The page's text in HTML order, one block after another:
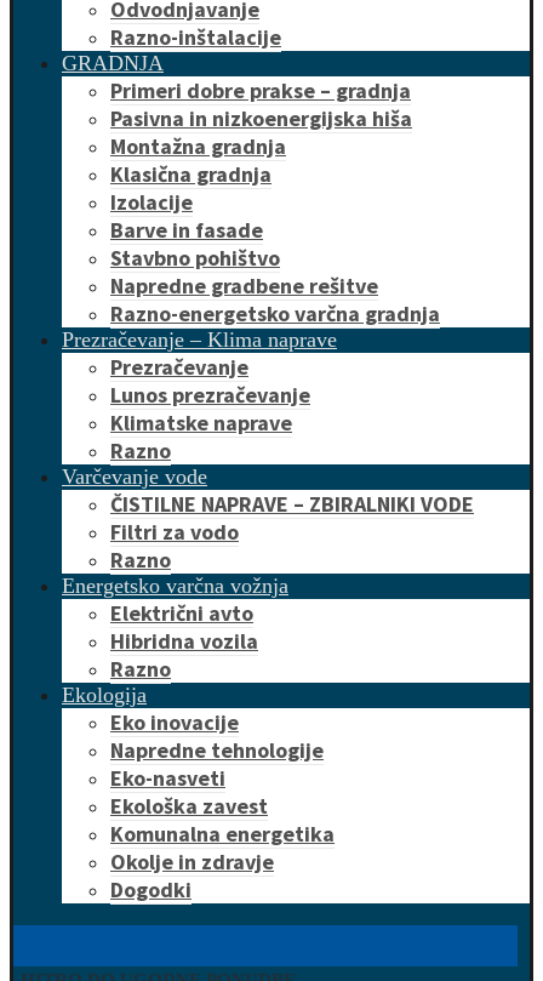
Odvodnjavanje
Razno-inštalacije
GRADNJA
Primeri dobre prakse – gradnja
Pasivna in nizkoenergijska hiša
Montažna gradnja
Klasična gradnja
Izolacije
Barve in fasade
Stavbno pohištvo
Napredne gradbene rešitve
Razno-energetsko varčna gradnja
Prezračevanje – Klima naprave
Prezračevanje
Lunos prezračevanje
Klimatske naprave
Razno
Varčevanje vode
ČISTILNE NAPRAVE – ZBIRALNIKI VODE
Filtri za vodo
Razno
Energetsko varčna vožnja
Električni avto
Hibridna vozila
Razno
Ekologija
Eko inovacije
Napredne tehnologije
Eko-nasveti
Ekološka zavest
Komunalna energetika
Okolje in zdravje
Dogodki